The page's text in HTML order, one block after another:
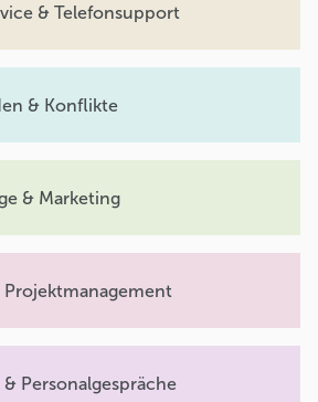
& Telefonsupport
& Konflikte
& Marketing
& Personalgespräche